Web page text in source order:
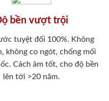
bền vượt trội
tuyệt đối 100%. Không
không co ngót, chống mối
Cách âm tốt, cho độ bền
lên tới >20 năm.